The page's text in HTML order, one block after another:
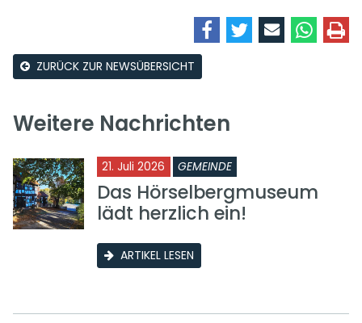
ZURÜCK ZUR NEWSÜBERSICHT
Weitere Nachrichten
21. Juli 2026 GEMEINDE
Das Hörselbergmuseum
lädt herzlich ein!
ARTIKEL LESEN